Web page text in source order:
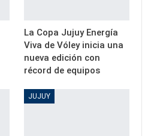
La Copa Jujuy Energía
Viva de Vóley inicia una
nueva edición con
récord de equipos
JUJUY